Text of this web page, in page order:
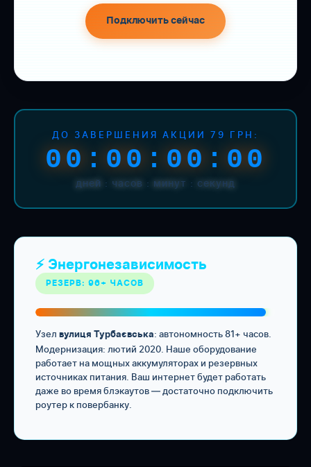
Подключить сейчас
ДО ЗАВЕРШЕНИЯ АКЦИИ 79 ГРН:
00:00:00:00
дней : часов : минут : секунд
⚡ Энергонезависимость
РЕЗЕРВ: 96+ ЧАСОВ
Узел вулиця Турбаєвська: автономность 81+ часов.
Модернизация: лютий 2020. Наше оборудование
работает на мощных аккумуляторах и резервных
источниках питания. Ваш интернет будет работать
даже во время блэкаутов — достаточно подключить
роутер к повербанку.